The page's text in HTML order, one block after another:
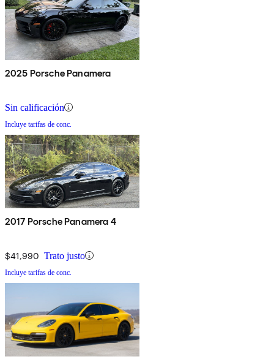
2025 Porsche Panamera
Sin calificación
Incluye tarifas de conc.
2017 Porsche Panamera 4
$41,990 Trato justo
Incluye tarifas de conc.